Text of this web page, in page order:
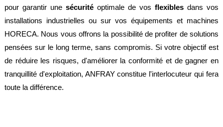
pour garantir une sécurité optimale de vos flexibles dans vos
installations industrielles ou sur vos équipements et machines
HORECA. Nous vous offrons la possibilité de profiter de solutions
pensées sur le long terme, sans compromis. Si votre objectif est
de réduire les risques, d'améliorer la conformité et de gagner en
tranquillité d'exploitation, ANFRAY constitue l'interlocuteur qui fera
toute la différence.